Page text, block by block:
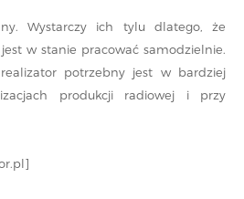
Wystarczy ich tylu dlatego, że
w stanie pracować samodzielnie.
potrzebny jest w bardziej
produkcji radiowej i przy